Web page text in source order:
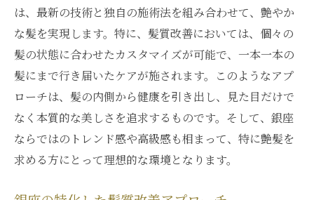
は、最新の技術と独自の施術法を組み合わせて、艶やか
な髪を実現します。特に、髪質改善においては、個々の
髪の状態に合わせたカスタマイズが可能で、一本一本の
髪にまで行き届いたケアが施されます。このようなアプ
ローチは、髪の内側から健康を引き出し、見た目だけで
なく本質的な美しさを追求するものです。そして、銀座
ならではのトレンド感や高級感も相まって、特に艶髪を
求める方にとって理想的な環境となります。